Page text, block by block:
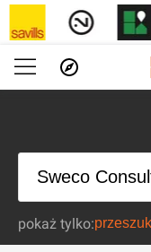
pokaż tylko: